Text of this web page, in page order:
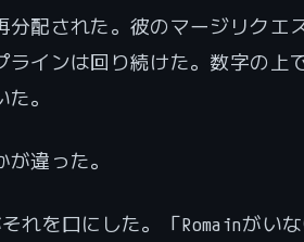
分配された。彼のマージリクエ
ラインは回り続けた。数字の上
。
違った。
れを口にした。「Romainがい